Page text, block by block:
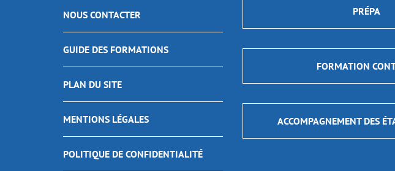
NOUS CONTACTER
GUIDE DES FORMATIONS
PLAN DU SITE
MENTIONS LÉGALES
POLITIQUE DE CONFIDENTIALITÉ
PRÉPA
FORMATION
ACCOMPAGNEMENT DES